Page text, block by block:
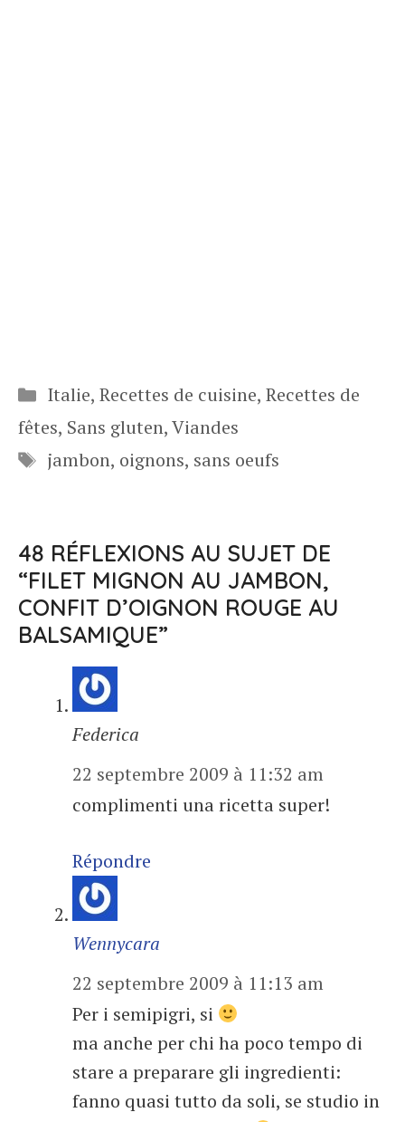
Catégories
Italie, Recettes de cuisine, Recettes de
fêtes, Sans gluten,Viandes
Étiquettes
jambon, oignons, sans oeufs
48 RÉFLEXIONS AU SUJET DE
“FILET MIGNON AU JAMBON,
CONFIT D’OIGNON ROUGE AU
BALSAMIQUE”
Federica
22 septembre 2009 à 11:32 am
complimenti una ricetta super!
Répondre
Wennycara
22 septembre 2009 à 11:13 am
Per i semipigri, si
ma anche per chi ha poco tempo di
stare a preparare gli ingredienti:
fanno quasi tutto da soli, se studio in